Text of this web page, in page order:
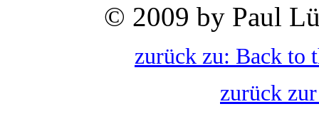
© 2009 by Paul
zurück zu: Back to
zurück